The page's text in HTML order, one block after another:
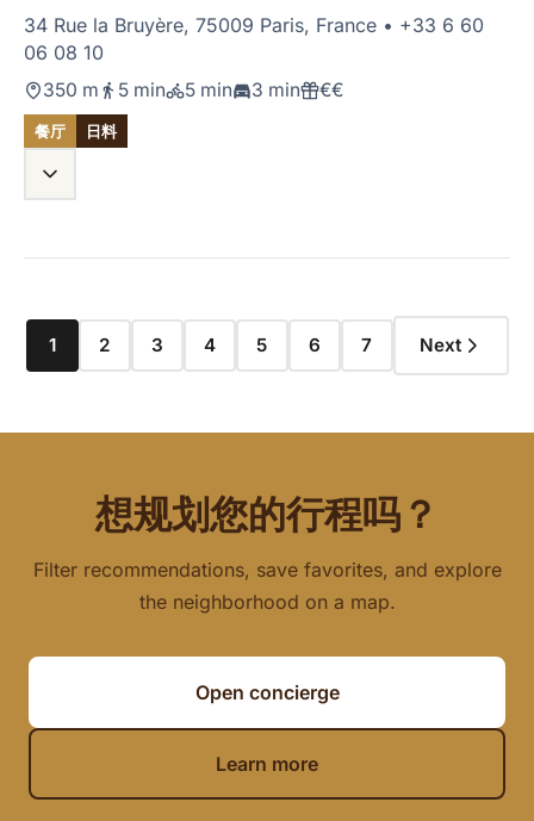
34 Rue la Bruyère, 75009 Paris, France • +33 6 60
06 08 10
350 m 5 min 5 min 3 min €€
餐厅 日料
1 2 3 4 5 6 7 Next
想规划您的行程吗？
Filter recommendations, save favorites, and explore
the neighborhood on a map.
Open concierge
Learn more